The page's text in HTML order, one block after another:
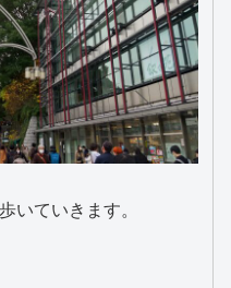
いていきます。